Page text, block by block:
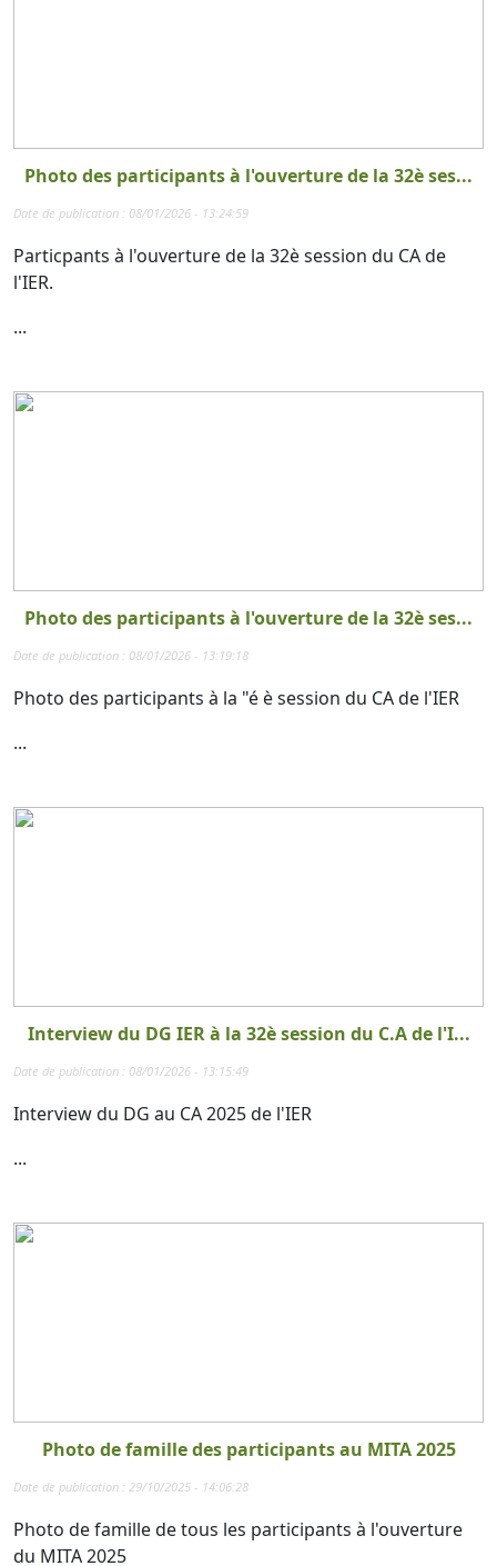
Photo des participants à l'ouverture de la 32è ses...
Date de publication : 08/01/2026 - 13:24:59
Particpants à l'ouverture de la 32è session du CA de
l'IER.
...
Photo des participants à l'ouverture de la 32è ses...
Date de publication : 08/01/2026 - 13:19:18
Photo des participants à la "é è session du CA de l'IER
...
Interview du DG IER à la 32è session du C.A de l'I...
Date de publication : 08/01/2026 - 13:15:49
Interview du DG au CA 2025 de l'IER
...
Photo de famille des participants au MITA 2025
Date de publication : 29/10/2025 - 14:06:28
Photo de famille de tous les participants à l'ouverture
du MITA 2025